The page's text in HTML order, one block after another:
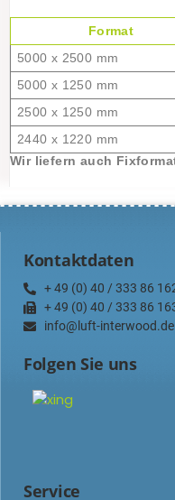
Format
5000 x 2500 mm
5000 x 1250 mm
2500 x 1250 mm
2440 x 1220 mm
Wir liefern auch
Kontaktdaten
+ 49 (0) 40 / 333 86
+ 49 (0) 40 / 333 86
info@luft-interwood.de
Folgen Sie uns
Service